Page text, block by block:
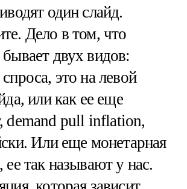
один слайд.
Дело в том, что
двух видов:
это на левой
или как ее еще
demand pull inflation,
Или еще монетарная
ее так называют у нас.